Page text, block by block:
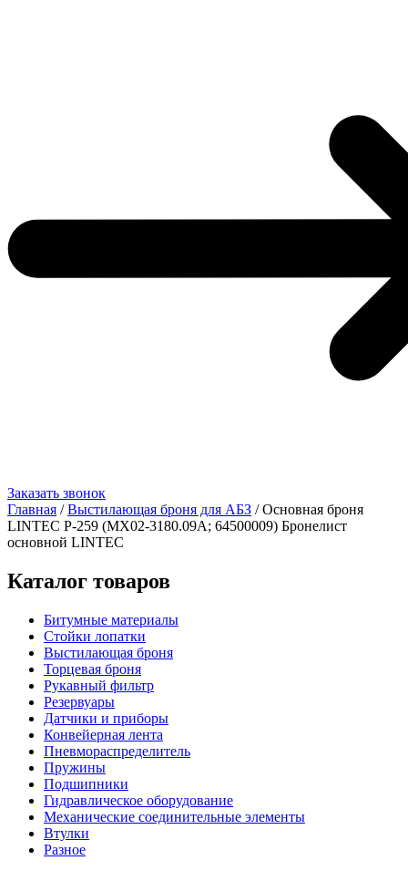
Заказать звонок
Главная /Выстилающая броня для АБЗ / Основная броня
LINTEC Р-259 (MX02-3180.09A; 64500009) Бронелист
основной LINTEC
Каталог товаров
Битумные материалы
Стойки лопатки
Выстилающая броня
Торцевая броня
Рукавный фильтр
Резервуары
Датчики и приборы
Конвейерная лента
Пневмораспределитель
Пружины
Подшипники
Гидравлическое оборудование
Механические соединительные элементы
Втулки
Разное